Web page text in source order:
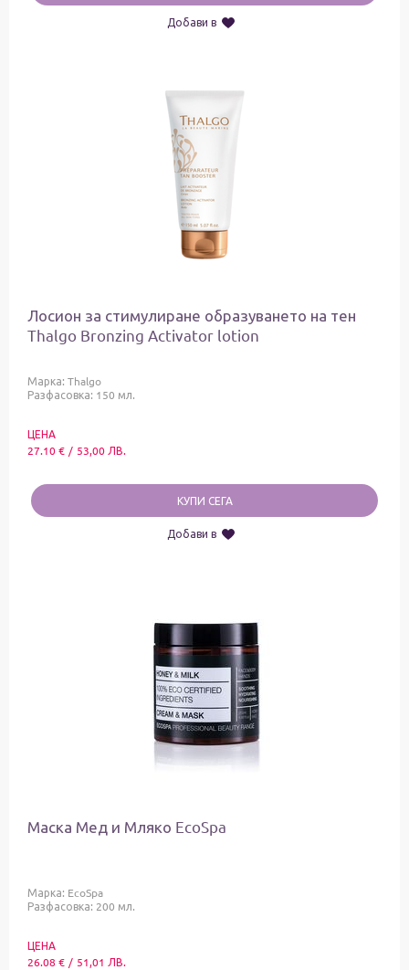
Добави в
Лосион за стимулиране образуването на тен
Thalgo Bronzing Activator lotion
Марка: Thalgo
Разфасовка: 150 мл.
ЦЕНА
27.10€ / 53,00 ЛВ.
КУПИ СЕГА
Добави в
Маска Мед и Мляко EcoSpa
Марка: EcoSpa
Разфасовка: 200 мл.
ЦЕНА
26.08 € / 51,01 ЛВ.